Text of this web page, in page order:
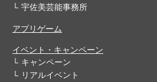
宇佐美芸能事務所
アプリゲーム
イベント・キャンペーン
キャンペーン
リアルイベント